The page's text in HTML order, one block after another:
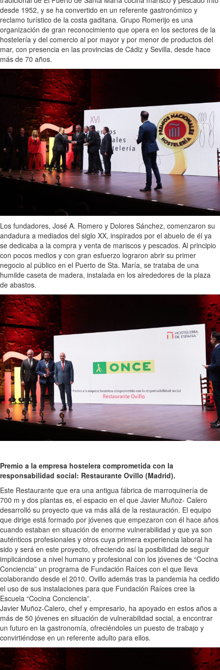
desde 1952, y se ha convertido en un referente gastronómico y
reclamo turístico de la costa gaditana. Grupo Romerijo es una
organización de gran reconocimiento que opera en los sectores de la
hostelería y del comercio al por mayor y por menor de productos del
mar, con presencia en las provincias de Cádiz y Sevilla, desde hace
más de 70 años.
Los fundadores, José A. Romero y Dolores Sánchez, comenzaron su
andadura a mediados del siglo XX, inspirados por el abuelo de él ya
se dedicaba a la compra y venta de mariscos y pescados. Al principio
con pocos medios y con gran esfuerzo lograron abrir su primer
negocio al público en el Puerto de Sta. María, se trataba de una
humilde caseta de madera, instalada en los alrededores de la plaza
de abastos.
Premio a la empresa hostelera comprometida con la
responsabilidad social: Restaurante Ovillo (Madrid).
Este Restaurante que era una antigua fábrica de marroquinería de
700 m y dos plantas es, el espacio en el que Javier Muñoz- Calero
desarrolló su proyecto que va más allá de la restauración. El equipo
que dirige está formado por jóvenes que empezaron con él hace años
cuando estaban en situación de enorme vulnerabilidad y que ya son
auténticos profesionales y otros cuya primera experiencia laboral ha
sido y será en este proyecto, ofreciendo así la posibilidad de seguir
implicándose a nivel humano y profesional con los jóvenes de “Cocina
Conciencia” un programa de Fundación Raíces con el que lleva
colaborando desde el 2010. Ovillo además tras la pandemia ha cedido
el uso de sus instalaciones para que Fundación Raíces cree la
Escuela “Cocina Conciencia”.
Javier Muñoz-Calero, chef y empresario, ha apoyado en estos años a
más de 50 jóvenes en situación de vulnerabilidad social, a encontrar
un futuro en la gastronomía, ofreciéndoles un puesto de trabajo y
convirtiéndose en un referente adulto para ellos.